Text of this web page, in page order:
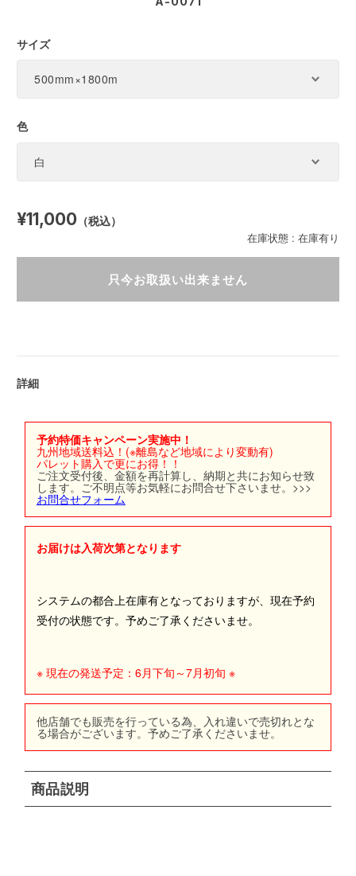
サイズ
色
在庫状態 : 在庫有り
¥11,000 （税込）
只今お取扱い出来ません
詳細
予約特価キャンペーン実施中！
九州地域送料込！(※離島など地域により変動有)
パレット購入で更にお得！！
ご注文受付後、金額を再計算し、納期と共にお知らせ致
します。ご不明点等お気軽にお問合せ下さいませ。>>>
お問合せフォーム
お届けは入荷次第となります
システムの都合上在庫有となっておりますが、現在予約
受付の状態です。予めご了承くださいませ。
※ 現在の発送予定：6月下旬～7月初旬 ※
他店舗でも販売を行っている為、入れ違いで売切れとな
る場合がございます。予めご了承くださいませ。
商品説明